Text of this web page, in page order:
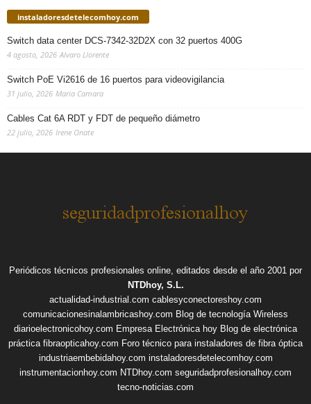
instaladoresdetelecomhoy.com
Switch data center DCS-7342-32D2X con 32 puertos 400G
4 agosto, 2026 Alvaro Llorente
Switch PoE Vi2616 de 16 puertos para videovigilancia
31 julio, 2026 Maria Camara
Cables Cat 6A RDT y FDT de pequeño diámetro
22 julio, 2026 Irene Onate
Periódicos técnicos profesionales online, editados desde el año 2001 por
NTDhoy, S.L.
actualidad-industrial.com cablesyconectoreshoy.com
comunicacionesinalambricashoy.com Blog de tecnología Wireless
diarioelectronicohoy.com Empresa Electrónica hoy Blog de electrónica
práctica fibraopticahoy.com Foro técnico para instaladores de fibra óptica
industriaembebidahoy.com instaladoresdetelecomhoy.com
instrumentacionhoy.com NTDhoy.com seguridadprofesionalhoy.com
tecno-noticias.com